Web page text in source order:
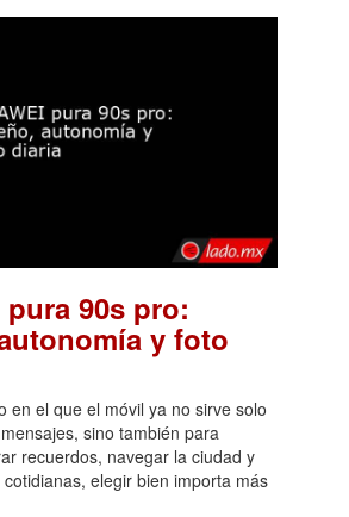
pura 90s pro:
y foto
en el que el móvil ya no sirve solo
sino también para
recuerdos, navegar la ciudad y
elegir bien importa más